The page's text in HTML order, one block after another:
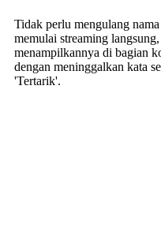
Tidak perlu mengulang
memulai streaming
menampilkannya di bagian
dengan meninggalkan kata
'Tertarik'.